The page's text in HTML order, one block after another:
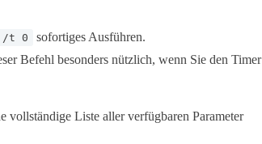
/t 0
sofortiges Ausführen.
Befehl besonders nützlich, wenn Sie den Timer
vollständige Liste aller verfügbaren Parameter